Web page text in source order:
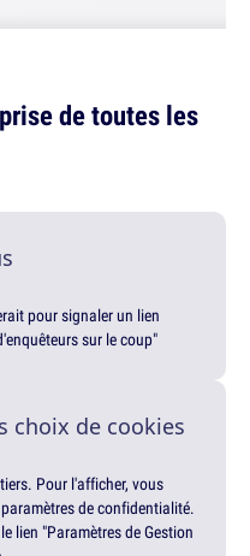
de toutes les
pour signaler un lien
sur le coup"
choix de cookies
Pour l'afficher, vous
de confidentialité.
lien "Paramètres de Gestion